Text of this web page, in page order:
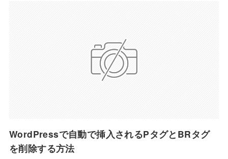
WordPressで自動で挿入されるPタグとBRタグ
を削除する方法